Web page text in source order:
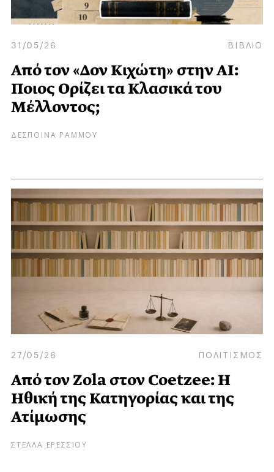
31/05/26 ΒΙΒΛΙΟ
Από τον «Δον Κιχώτη» στην AI:
Ποιος Ορίζει τα Κλασικά του
Μέλλοντος;
ΔΕΣΠΟΙΝΑ ΡΑΜΜΟΥ
27/05/26 ΠΟΛΙΤΙΣΜΟΣ
Από τον Zola στον Coetzee: Η
Ηθική της Κατηγορίας και της
Ατίμωσης
ΣΤΕΛΛΑ ΕΡΕΣΣΙΟΥ